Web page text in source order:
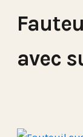
avec